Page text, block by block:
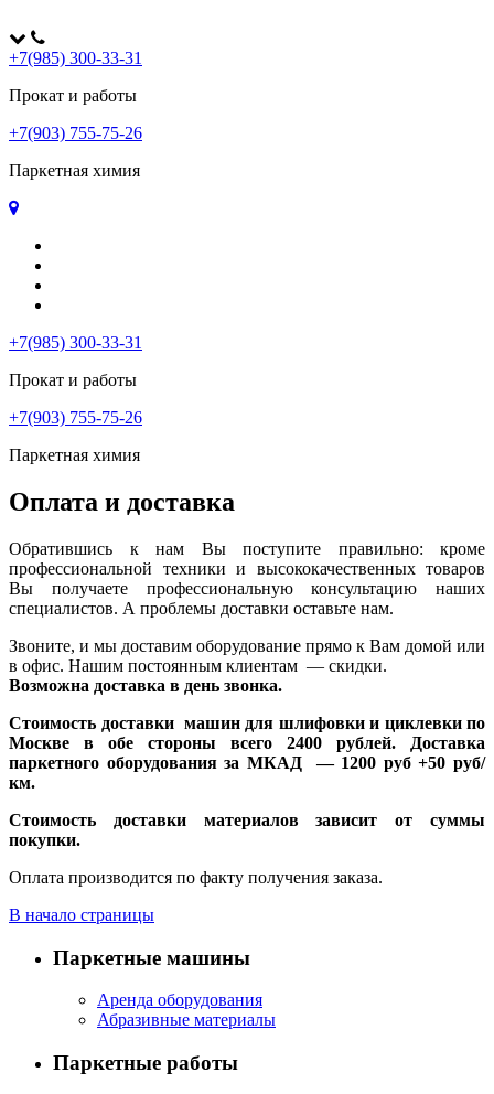
+7(985) 300-33-31
Прокат и работы
+7(903) 755-75-26
Паркетная химия
+7(985) 300-33-31
Прокат и работы
+7(903) 755-75-26
Паркетная химия
Оплата и доставка
Обратившись к нам Вы поступите правильно: кроме
профессиональной техники и высококачественных товаров
Вы получаете профессиональную консультацию наших
специалистов. А проблемы доставки оставьте нам.
Звоните, и мы доставим оборудование прямо к Вам домой или
в офис. Нашим постоянным клиентам — скидки.
Возможна доставка в день звонка.
Стоимость доставки машин для шлифовки и циклевки по
Москве в обе стороны всего 2400 рублей. Доставка
паркетного оборудования за МКАД — 1200 руб +50 руб/
км.
Стоимость доставки материалов зависит от суммы
покупки.
Оплата производится по факту получения заказа.
В начало страницы
Паркетные машины
Аренда оборудования
Абразивные материалы
Паркетные работы